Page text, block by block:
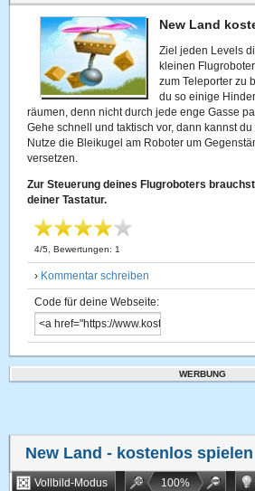
New Land
Ziel jeden Levels
kleinen
zum Teleporter zu
du so einige
räumen, denn nicht durch jede enge Gasse
Gehe schnell und taktisch vor, dann kannst
Nutze die Bleikugel am Roboter um
versetzen.
Zur Steuerung deines Flugroboters
deiner Tastatur.
4/5 , Bewertungen: 1
› Kommentar schreiben
Code für deine Webseite:
WERBUNG
New Land - kostenlos spielen
Vollbild-Modus 100%